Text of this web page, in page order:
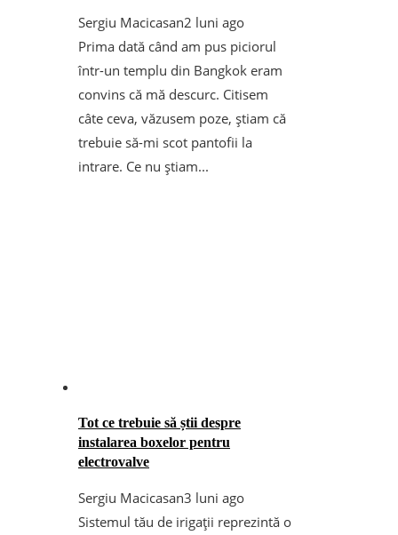
Sergiu Macicasan2 luni ago
Prima dată când am pus piciorul
într-un templu din Bangkok eram
convins că mă descurc. Citisem
câte ceva, văzusem poze, știam că
trebuie să-mi scot pantofii la
intrare. Ce nu știam...
Tot ce trebuie să știi despre
instalarea boxelor pentru
electrovalve
Sergiu Macicasan3 luni ago
Sistemul tău de irigații reprezintă o